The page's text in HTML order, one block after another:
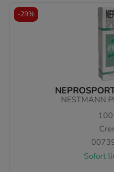
NESTMANN
100
Sofort
-29%